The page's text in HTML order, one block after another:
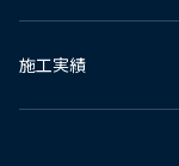
施工実績